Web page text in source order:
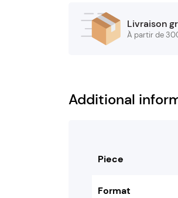
Livraison
À partir de
Additional
Piece
Format